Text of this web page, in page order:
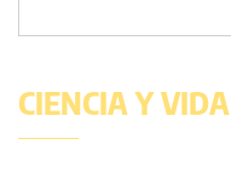
CIENCIA Y VIDA